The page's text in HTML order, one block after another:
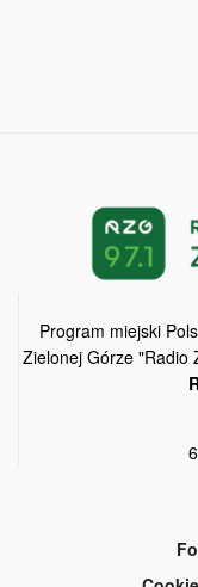
Program miejski
Zielonej Górze "Radio